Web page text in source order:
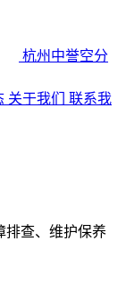
杭州中誉空分
关于我们 联系我
排查、维护保养